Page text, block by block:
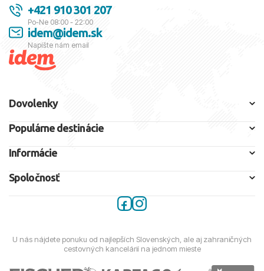
+421 910 301 207
Po-Ne 08:00 - 22:00
idem@idem.sk
Napíšte nám email
Dovolenky
Populárne destinácie
Informácie
Spoločnosť
U nás nájdete ponuku od najlepších Slovenských, ale aj zahraničných
cestovných kancelárií na jednom mieste